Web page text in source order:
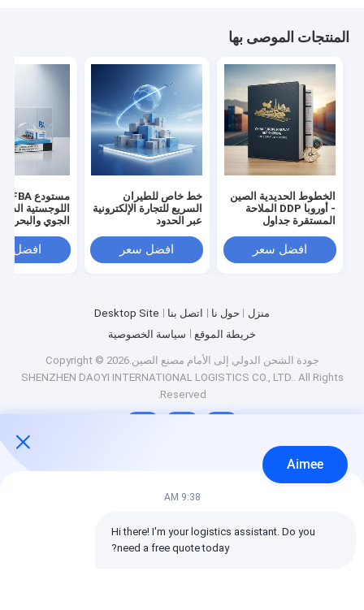
المنتجات الموصى بها
الخطوط الحديدية الصين
- أوروبا DDP الملاحة
المستقرة جداول
افضل سعر
خط خاص للطيران
السريع للتجارة الإلكترونية
عبر الحدود
افضل سعر
اللوجستية
الجوي
افضل
منزل حول نا اتصل بنا
Desktop Site
خريطة الموقع
سياسة الخصوصية
جودة الشحن الدولي إلى الأمام
مصنع الصين.Copyright © 2026
SHENZHEN DAOYI INTERNATIONAL LOGISTICS CO., LTD.. All Rights
Reserved.
Aimee
9:38 AM
Hi there! I'm your logistics assistant. Do you
need a free quote today?